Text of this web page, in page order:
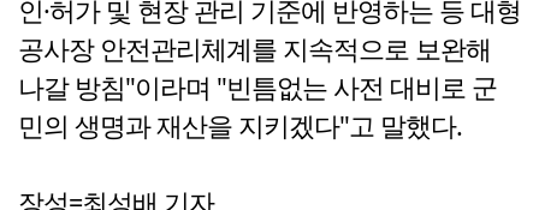
인·허가 및 현장 관리 기준에 반영하는 등 대형
공사장 안전관리체계를 지속적으로 보완해
나갈 방침"이라며 "빈틈없는 사전 대비로 군
민의 생명과 재산을 지키겠다"고 말했다.
장성=최성배 기자